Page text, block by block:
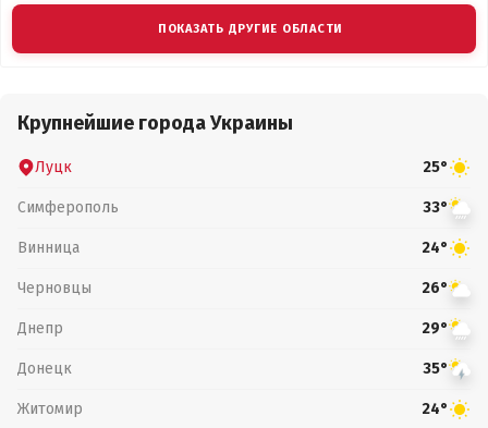
ПОКАЗАТЬ ДРУГИЕ ОБЛАСТИ
Крупнейшие города Украины
Луцк 25°
Симферополь 33°
Винница 24°
Черновцы 26°
Днепр 29°
Донецк 35°
Житомир 24°